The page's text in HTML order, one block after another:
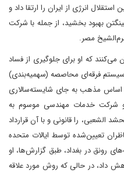
انرژی از ایران را ارتقا داد و
بهبود بخشید، از جمله با شرکت
مصر.
که او برای جلوگیری از فساد
سیستم فرقه‌ای محاصصه (سهمیه‌بندی)
اساس مذهب به جای شایسته‌سالاری
شرکت خدمات مهندسی موسوم به
را قانونی و با آن قرارداد
دلار به ناظران تعیین‌شده توسط ایالات متحده
رونق در بغداد، طبق گزارش‌ها، او
داد، در حالی که روش مورد علاقه